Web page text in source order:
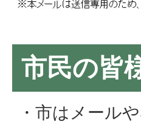
市民の皆
・市はメール